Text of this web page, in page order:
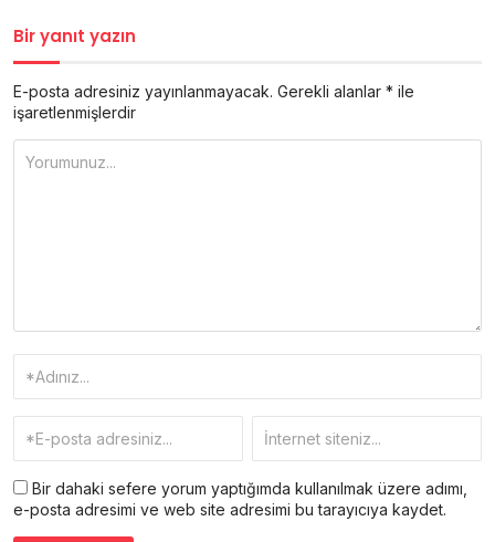
Bir yanıt yazın
E-posta adresiniz yayınlanmayacak. Gerekli alanlar * ile
işaretlenmişlerdir
Bir dahaki sefere yorum yaptığımda kullanılmak üzere adımı,
e-posta adresimi ve web site adresimi bu tarayıcıya kaydet.